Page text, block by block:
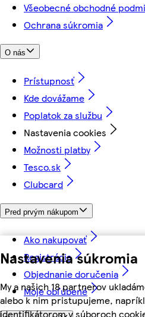
Nastavenia súkromia
My a našich 18 partnerov
alebo k nim pristupujeme,
identifikátorom v súboroch
Všeobecné obchodné
Ochrana súkromia
O nás
Prístupnosť
Kde dovážame
Poplatok za službu
Nastavenia cookies
Možnosti platby
Tesco.sk
Clubcard
Pred prvým nákupom
Ako nakupovať
Registrácia
Objednanie doručenia
Moje obľúbené